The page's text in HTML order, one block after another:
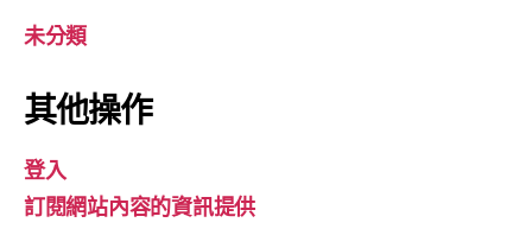
未分類
其他操作
登入
訂閱網站內容的資訊提供